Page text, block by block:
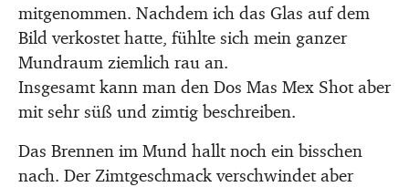
mitgenommen. Nachdem ich das Glas auf dem
Bild verkostet hatte, fühlte sich mein ganzer
Mundraum ziemlich rau an.
Insgesamt kann man den Dos Mas Mex Shot aber
mit sehr süß und zimtig beschreiben.
Das Brennen im Mund hallt noch ein bisschen
nach. Der Zimtgeschmack verschwindet aber